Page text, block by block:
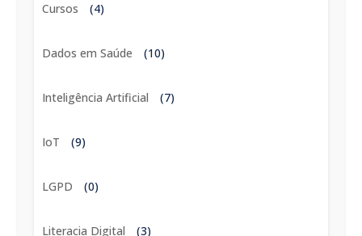
Cursos (4)
Dados em Saúde (10)
Inteligência Artificial (7)
IoT (9)
LGPD (0)
Literacia Digital (3)